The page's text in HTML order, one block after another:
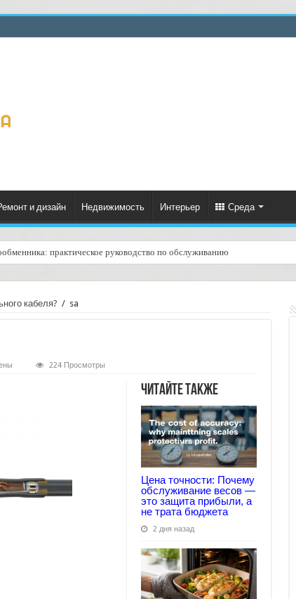
и дизайн Недвижимость Интерьер Среда
практическое руководство по обслуживанию
ресурс для тепла, экономии и творчества
кабеля? / sa
224 Просмотры
Читайте также
Цена точности: Почему
обслуживание весов —
это защита прибыли, а
не трата бюджета
2 дня назад